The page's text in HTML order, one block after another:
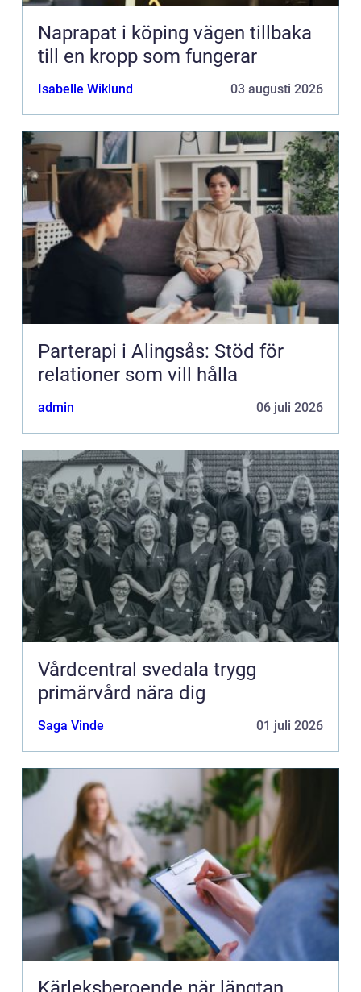
Naprapat i köping vägen tillbaka
till en kropp som fungerar
Isabelle Wiklund 03 augusti 2026
Parterapi i Alingsås: Stöd för
relationer som vill hålla
admin 06 juli 2026
Vårdcentral svedala trygg
primärvård nära dig
Saga Vinde 01 juli 2026